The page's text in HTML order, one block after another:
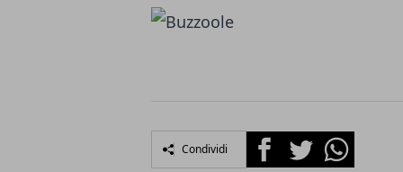
Condividi FacebookTwitterWhatsapp